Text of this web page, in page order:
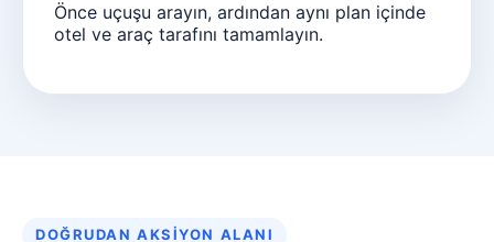
Önce uçuşu arayın, ardından aynı plan içinde
otel ve araç tarafını tamamlayın.
DOĞRUDAN AKSIYON ALANI